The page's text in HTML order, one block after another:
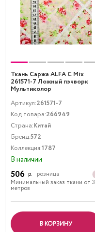
Ткань Саржа ALFA C Mix
261571-7 Ложный пэчворк
Мультиколор
Артикул:261571-7
Код товара:266949
Страна:Китай
Бренд:572
Коллекция:1787
В наличии
506 р.
розница
Минимальный заказ ткани от 3
метров
В КОРЗИНУ